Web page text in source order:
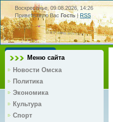
Воскресенье, 09.08.2026, 14:26
Приветствую Вас Гость|RSS
Меню сайта
Новости Омска
Политика
Экономика
Культура
Спорт